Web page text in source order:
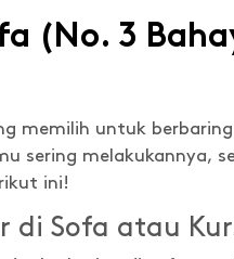
(No. 3
memilih untuk
sering melakukannya,
ini!
di Sofa atau